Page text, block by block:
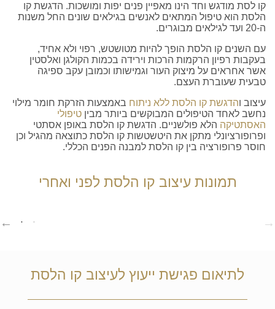
קו לסת מודגש וחד הינו מאפיין פנים יפות ומושכות. הדגשת קו
הלסת הוא טיפול המתאים לאנשים בגילאים שונים החל משנות
ה-20 ועד לגילאים מבוגרים.
עם השנים קו הלסת הופך להיות מטושטש, רפוי ולא אחיד,
בעקבות רפיון הרקמות הרכות וירידה בכמות הקולגן ואלסטין
אשר אחראים על מיצוק העור וגמישותו וכמובן עקב ספיגה
טבעית שעוברת העצם.
עיצוב והדגשת קו הלסת ללא ניתוח באמצעות הזרקת חומר מילוי
נחשב לאחד הטיפולים המבוקשים ביותר מבין טיפולי
האסתטיקה הלא פולשניים. הדגשת קו הלסת באופן אסתטי
ופרופורציונלי מתקן את היטשטשות קו הלסת כתוצאה מהגיל וכן
חוסר פרופורציה בין קו הלסת למבנה הפנים הכללי.
תמונות עיצוב קו הלסת לפני ואחרי
לתיאום פגישת ייעוץ לעיצוב קו הלסת